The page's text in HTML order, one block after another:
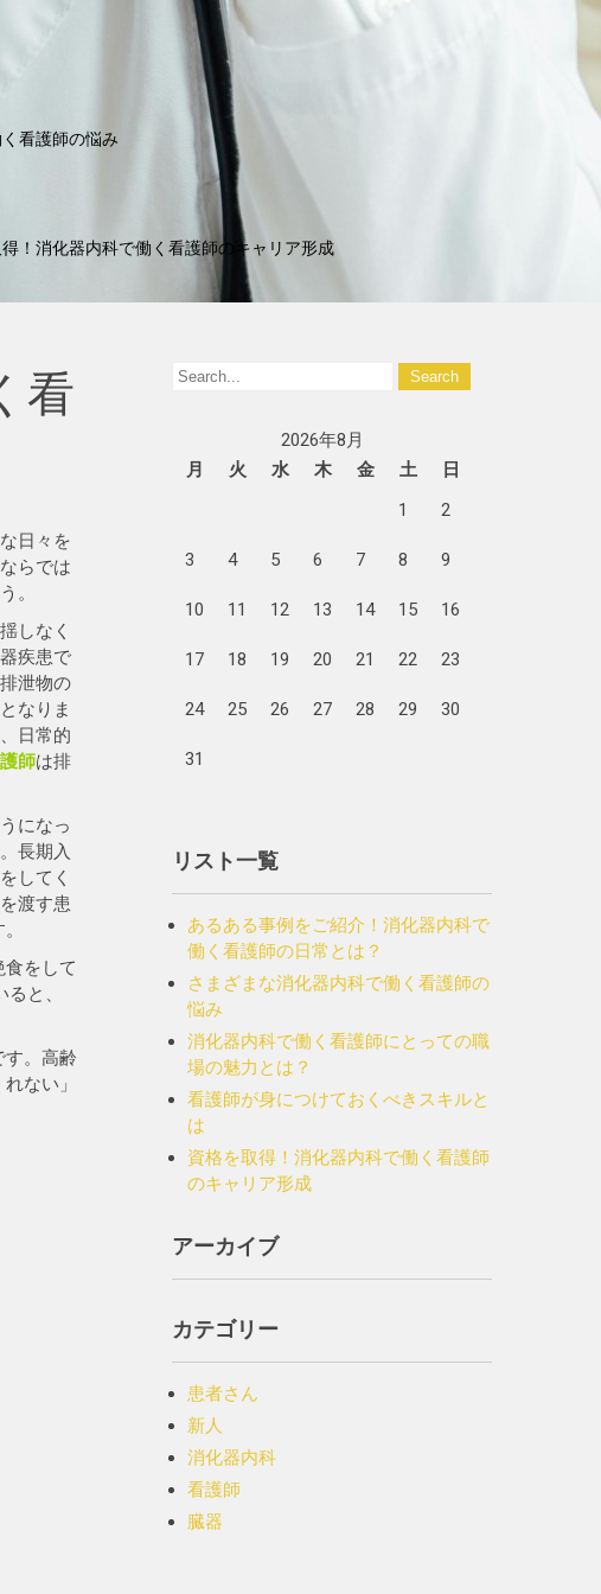
看護師の悩み
！消化器内科で働く看護師のキャリア形成
看
日々を
らでは
。
しなく
疾患で
泄物の
なりま
日常的
師は排
になっ
長期入
してく
渡す患
をして
と、
す。高齢
ない」
2026年8月
月
火 水 木 金 土
日
1
2
3 4 5 6 7 8 9
10 11 12 13 14 15 16
17 18 19 20 21 22 23
24 25 26 27 28 29 30
31
リスト一覧
あるある事例をご紹介！消化器内科で
働く看護師の日常とは？
さまざまな消化器内科で働く看護師の
悩み
消化器内科で働く看護師にとっての職
場の魅力とは？
看護師が身につけておくべきスキルと
は
資格を取得！消化器内科で働く看護師
のキャリア形成
アーカイブ
カテゴリー
患者さん
新人
消化器内科
看護師
臓器